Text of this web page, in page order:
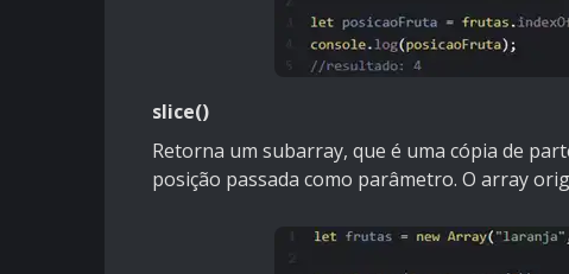
slice()
Retorna um subarray, que é uma cópia de
posição passada como parâmetro. O array